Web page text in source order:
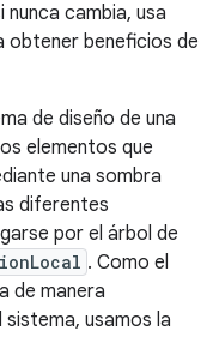
nunca cambia, usa
obtener beneficios de
de diseño de una
elementos que
una sombra
diferentes
por el árbol de
. Como el
de manera
usamos la